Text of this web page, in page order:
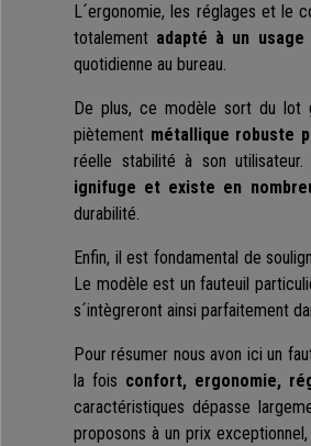
L´ergonomie, les réglages et le
totalement adapté à un
quotidienne au bureau.
De plus, ce modèle sort du lot
piètement métallique robuste
réelle stabilité à son
ignifuge et existe en
durabilité.
Enfin, il est fondamental de
Le modèle est un fauteuil
s´intègreront ainsi parfaitement
Pour résumer nous avon ici un
la fois confort, ergonomie,
caractéristiques dépasse
proposons à un prix